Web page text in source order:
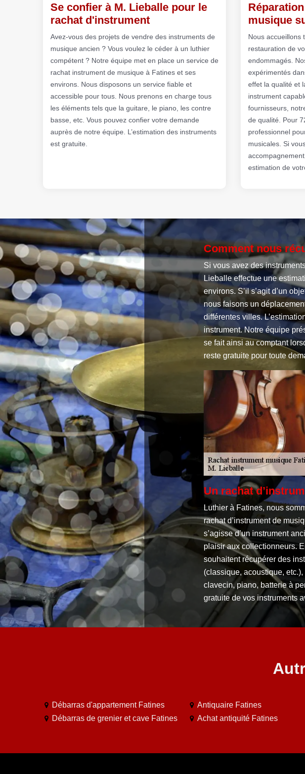
Se confier à M. Lieballe pour le
rachat d'instrument
Avez-vous des projets de vendre des instruments de
musique ancien ? Vous voulez le céder à un luthier
compétent ? Notre équipe met en place un service de
rachat instrument de musique à Fatines et ses
environs. Nous disposons un service fiable et
accessible pour tous. Nous prenons en charge tous
les éléments tels que la guitare, le piano, les contre
basse, etc. Vous pouvez confier votre demande
auprès de notre équipe. L’estimation des instruments
est gratuite.
musique
Nous accueillons
restauration de
endommagés.
expérimentés
effet la qualité et
instrument
fournisseurs,
de qualité. Pour
professionnel
musicales. Si
estimation de
Comment nous
Si vous avez des
Lieballe effectue une
environs. S’il s’agit d’un
nous faisons un
différentes villes.
instrument. Notre équipe
se fait ainsi au comptant
reste gratuite pour toute
Un rachat
Luthier à Fatines, nous
rachat d’instrument de
s’agisse d’un instrument
plaisir aux collectionneurs.
souhaitent récupérer des
(classique, acoustique,
clavecin, piano, batterie à
gratuite de vos instruments
Débarras d'appartement Fatines Antiquaire Fatines
Débarras de grenier et cave Fatines
Achat antiquité Fatines